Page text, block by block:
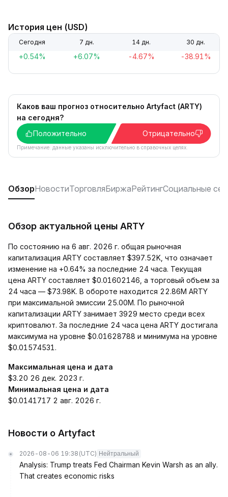
История цен (USD)
Сегодня 7 дн. 14 дн. 30 дн.
+0.54% +6.07% -4.67% -38.91%
Каков ваш прогноз относительно Artyfact (ARTY)
на сегодня?
Положительно
Отрицательно
Примечание: данные указаны исключительно в справочных целях.
ОбзорНовостиТорговляБиржаРейтингСоциальные
Обзор актуальной цены ARTY
По состоянию на 6 авг. 2026 г. общая рыночная
капитализация ARTY составляет $397.52K, что означает
изменение на +0.64% за последние 24 часа. Текущая
цена ARTY составляет $0.01602146, а торговый объем за
24 часа — $73.98K. В обороте находится 22.86M ARTY
при максимальной эмиссии 25.00M. По рыночной
капитализации ARTY занимает 3929 место среди всех
криптовалют. За последние 24 часа цена ARTY достигала
максимума на уровне $0.01628788 и минимума на уровне
$0.01574531.
Максимальная цена и дата
$3.20 26 дек. 2023 г.
Минимальная цена и дата
$0.0141717 2 авг. 2026 г.
Новости о Artyfact
2026-08-06 19:38 (UTC) Нейтральный
Analysis: Trump treats Fed Chairman Kevin Warsh as an ally.
That creates economic risks